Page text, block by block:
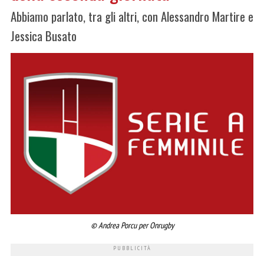
Abbiamo parlato, tra gli altri, con Alessandro Martire e
Jessica Busato
© Andrea Porcu per Onrugby